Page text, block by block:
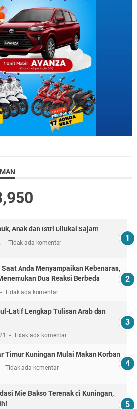
Anak dan Istri Dilukai Sajam
Tidak ada komentar
Saat Anda Menyampaikan Kebenaran,
Dua Reaksi Berbeda
Tidak ada komentar
Latif Lengkap Tulisan Arab dan
Tidak ada komentar
Timur Kuningan Mulai Makan Korban
Tidak ada komentar
Mie Bakso Terenak di Kuningan,